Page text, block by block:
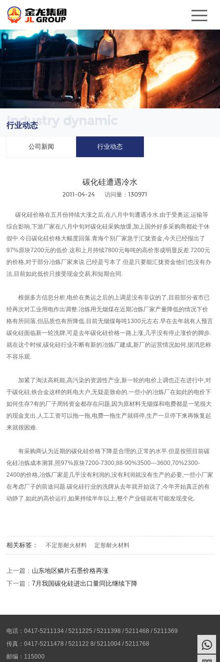
Industry dynamic
行业动态
公司新闻 行业动态
碳化硅遭遇冷水
2011-04-24 访问量：130971
碳化硅价格在五月份持续大涨之后,在八月中旬遭遇冷水.由于受奥运,运输等
综合影响,下游厂家在八月中旬对碳化硅采购放缓,加上国外好多采购商都处于休
假中.今日碳化硅价格大幅度回落.青海个别厂家急于汇拢资金,今天已经报出了
97%原块7200元的低价.这和上月持续7800元每吨的高价形成明显反差.7200元
的价格,对于部分冶炼厂家来说 已经是亏本了.但是只要能汇拢资金他们也没有办
法,目前如此低价只接受现金交易,和短期合同.
根据多方信息分析,电价在奥运之后的上调是没有非议的了,目前部分省市已
经再次对工业用电作出调整.冶炼用无烟煤在近期冶炼厂家产量降低的情况下价
格有所回落,但品质也有所降低.目前无烟煤每吨1300元左右.早在去年就有人预言
碳化硅面临新一轮洗牌,可是去年碳化硅价格一路上涨,几乎没有停止涨价的脚步.
就在这个时候,碳化硅行业不断有新的冶炼厂建成,新厂的运营情况如何,据消息称
不容乐观.
加紧了淘汰高耗能,高污染的资源性产业,新一轮的电价上调也正在进行中,对
于碳化硅,铁合金这样的耗电大户,无疑是致命的.一些小的冶炼厂在如此的电价下
如何生存?有的厂子周转资金都存在问题,因为原材料无烟煤和电费都是一笔很大
的现金支出.人工工资可以拖一拖,电费一拖生产就得停,生产一旦停下来再恢复起
来就很困难.
有采购商认为近期的碳化硅价格下降是合理的,正常的水平.但是按照目前碳
化硅冶炼成本测算,照97%原块7200-7300,88-90%3500---3600,70%2300-
2400的价格,冶炼厂家是几乎没有利润的,没有利润就没有生产的必要,一些小厂家
在考虑厂子的前途问题.碳化硅行业的洗牌从去年就开始说了,今年开始真正的有
动静了.如此的高价运行,如果持续半年以上,整个产业链就有可能发现变化.
相关标签： 不定形耐火材料 定形耐火材料
上一篇： 山东地区鳞片石墨价格再涨
下一篇：7月我国碳化硅进出口量同比继续下降
电话：0417-5211134 / 5211225 / 5211398 / 5211468 / 5211369
传真：0417-5211478 / 521122 8/ 5211004 / 5211768
邮编：115000